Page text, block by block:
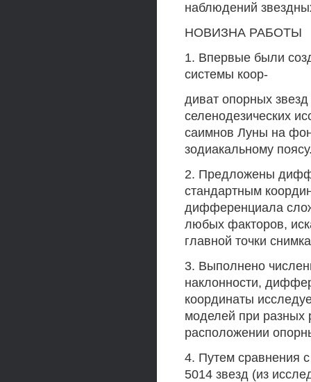
наблюдений
НОВИЗНА РАБОТЫ
1. Впервые были
системы коор-
диват опорных
селенодезических
саимнов Луны на
зодиакальному
2. Предложены
стандартным
дифференциала
любых факторов,
главной точки
3. Выполнено
наклонности,
координаты
моделей при разных
расположении
4. Путем сравнения
5014 звезд (из